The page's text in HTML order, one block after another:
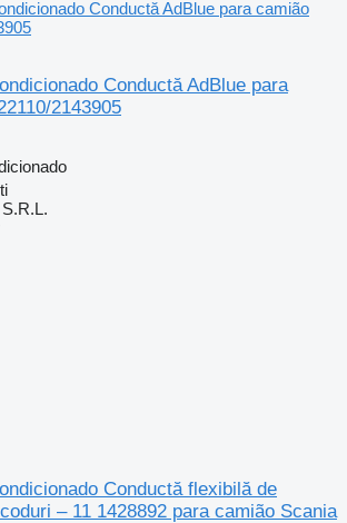
Conductă AdBlue para
2143905
Conductă flexibilă de
– 11 1428892 para camião Scania